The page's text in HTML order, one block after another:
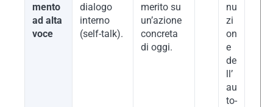
mento
ad alta
voce
dialogo
interno
(self-talk).
merito su
un’azione
concreta
di oggi.
nu
zi
on
e
de
ll’
au
to-